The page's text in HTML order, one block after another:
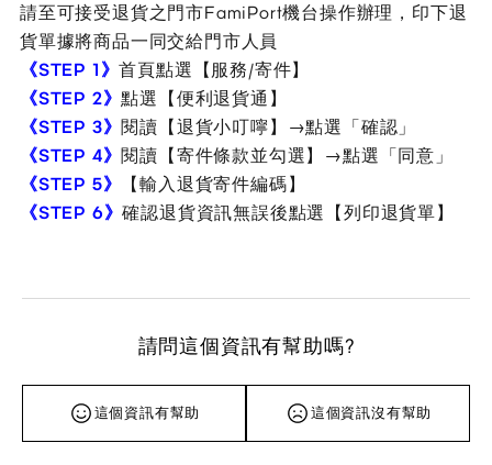
請至可接受退貨之門市FamiPort機台操作辦理，印下退
貨單據將商品一同交給門市人員
《STEP 1》首頁點選【服務/寄件】
《STEP 2》點選【便利退貨通】
《STEP 3》閱讀【退貨小叮嚀】→點選「確認」
《STEP 4》閱讀【寄件條款並勾選】→點選「同意」
《STEP 5》
【輸入退貨寄件編碼】
《STEP 6》確認退貨資訊無誤後點選【列印退貨單】
請問這個資訊有幫助嗎?
這個資訊有幫助 這個資訊沒有幫助